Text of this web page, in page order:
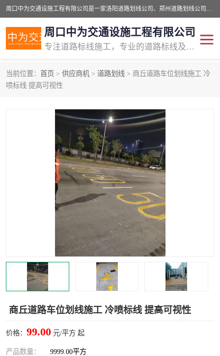
周口中为交通设施工程有限公司是一家洛阳道路划线公司、郑州道路划线公司、平顶山道路车位划线公司、开封车位划线公司、许昌道路车位划线公司、漯河道路车位划线公司，公司始终坚持“诚信、匠心、专注”的宗旨；我们的经营理念是：的服务。
周口中为交通设施工程有限公司
专注道路标线施工，专业的道路标线及交通设施施工服务商!
当前位置： 首页 > 供应商机 > 道路划线 > 商丘道路车位划线施工 冷
喷标线 提高可视性
商丘道路车位划线施工 冷喷标线 提高可视性
价格： 99.00 元/平方 起
产品数量： 9999.00平方
交通道路标线
道路标线划线 马路标线
道路划线